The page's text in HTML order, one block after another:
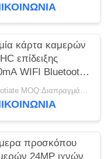
κάρτα καμερών
επίδειξης
WIFI Bluetooth
το κυνήγι
Negotiate MOQ:Διαπραγμάτευση
προσκόπου
24MP ιχνών